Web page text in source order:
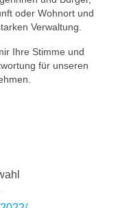
oder Wohnort und
Verwaltung.
Ihre Stimme und
für unseren